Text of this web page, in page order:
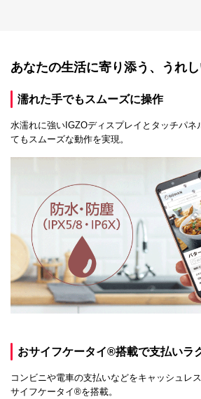
あなたの生活に寄り添う、うれ
濡れた手でもスムーズに操作
水濡れに強いIGZOディスプレイとタッチパネ
てもスムーズな動作を実現。
おサイフケータイ®搭載で支払いラ
コンビニや電車の支払いなどをキャッシュレ
サイフケータイ®を搭載。